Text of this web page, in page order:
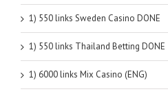
1) 550 links Sweden Casino DONE
1) 550 links Thailand Betting DONE
1) 6000 links Mix Casino (ENG)